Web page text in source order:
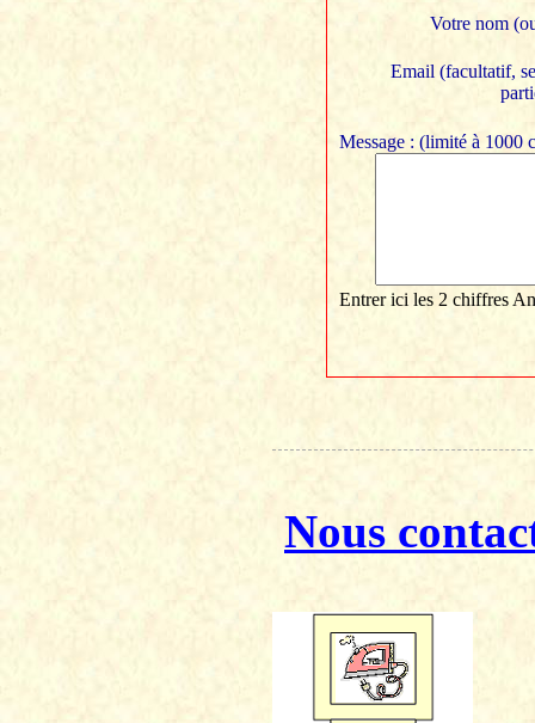
Votre nom
Email (facultatif,
Message : (limité à 1000
Entrer ici les 2 chiffres
Nous